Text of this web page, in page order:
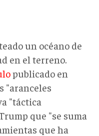
un océano de
en el terreno.
publicado en
"aranceles
"táctica
que "se suma
que ha